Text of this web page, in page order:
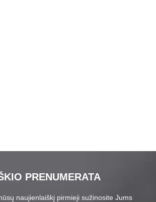
PRENUMERATA
naujienlaiškį pirmieji sužinosite Jums